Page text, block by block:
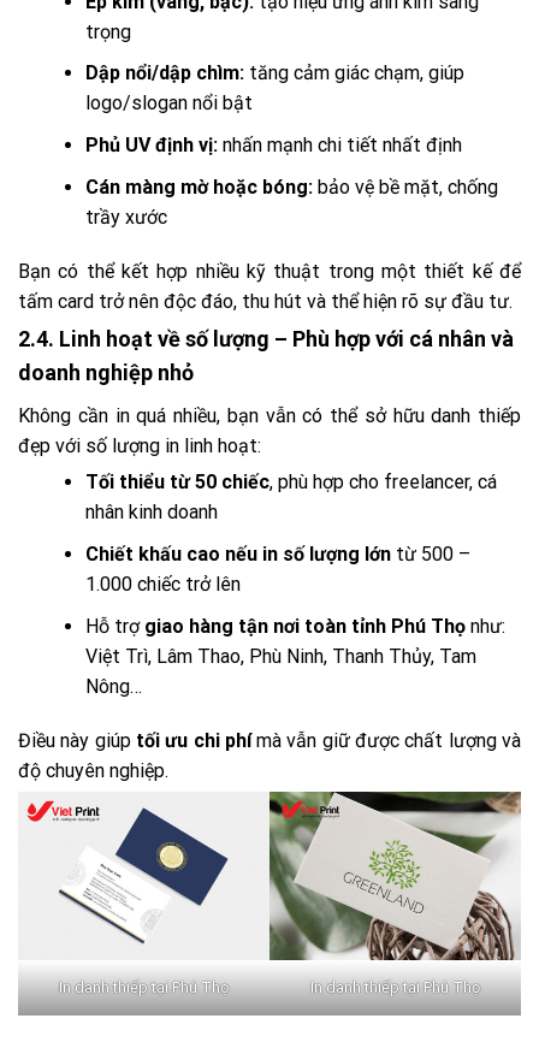
trọng
Dập nổi/dập chìm:tăng cảm giác chạm, giúp
logo/slogan nổi bật
Phủ UV định vị:nhấn mạnh chi tiết nhất định
Cán màng mờ hoặc bóng:bảo vệ bề mặt, chống
trầy xước
Bạn có thể kết hợp nhiều kỹ thuật trong một thiết kế để
tấm card trở nên độc đáo, thu hút và thể hiện rõ sự đầu tư.
2.4. Linh hoạt về số lượng – Phù hợp với cá nhân và
doanh nghiệp nhỏ
Không cần in quá nhiều, bạn vẫn có thể sở hữu danh thiếp
đẹp với số lượng in linh hoạt:
Tối thiểu từ 50 chiếc, phù hợp cho freelancer, cá
nhân kinh doanh
Chiết khấu cao nếu in số lượng lớntừ 500 –
1.000 chiếc trở lên
Hỗ trợ giao hàng tận nơi toàn tỉnh Phú Thọnhư:
Việt Trì, Lâm Thao, Phù Ninh, Thanh Thủy, Tam
Nông…
Điều này giúp tối ưu chi phímà vẫn giữ được chất lượng và
độ chuyên nghiệp.
In danh thiếp tại Phú Thọ In danh thiếp tại Phú Thọ